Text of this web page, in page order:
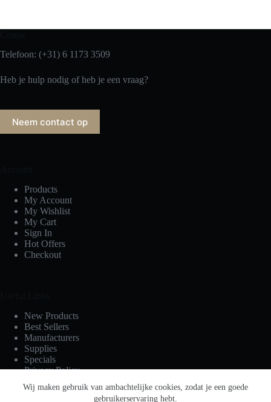
Wij maken gebruik van ambachtelijke cookies, zodat je een goede
gebruikerservaring hebt.
Telefoon: (+31) 6 1173 3509
Heb je hulp nodig of heb je een vraag?
Neem contact op
Products
My Account
My Wishlist
My Cart
Sign In
Hot Offers
Checkout
New Products
Best Sellers
Manufacturers
Supplies
Specials
Privacy Policy